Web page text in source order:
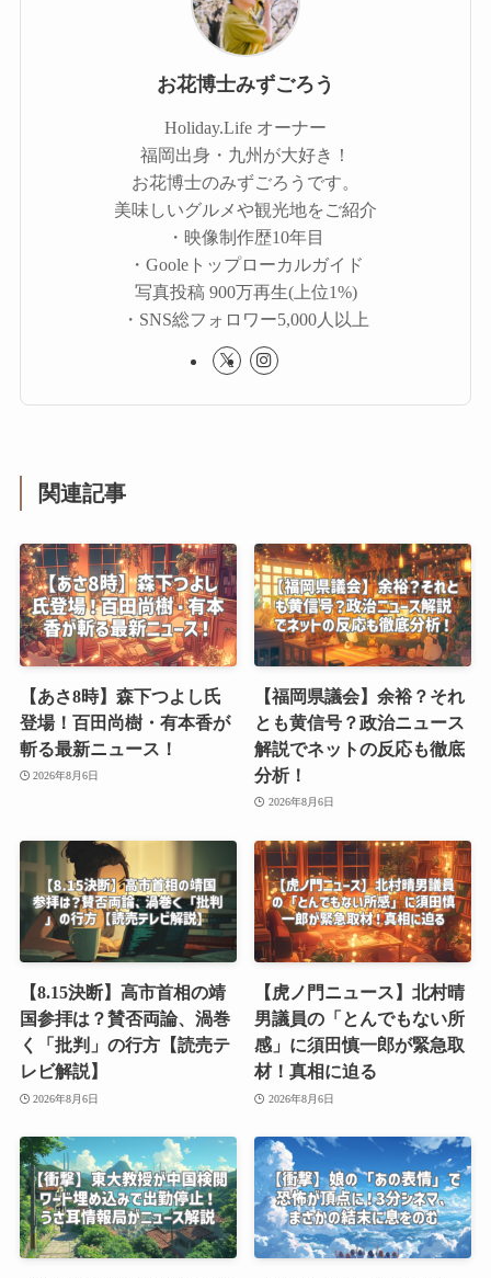
お花博士みずごろう
Holiday.Life オーナー
福岡出身・九州が大好き！
お花博士のみずごろうです。
美味しいグルメや観光地をご紹介
・映像制作歴10年目
・Gooleトップローカルガイド
写真投稿 900万再生(上位1%)
・SNS総フォロワー5,000人以上
関連記事
【あさ8時】森下つよし氏
登場！百田尚樹・有本香が
斬る最新ニュース！
2026年8月6日
【福岡県議会】余裕？それ
とも黄信号？政治ニュース
解説でネットの反応も徹底
分析！
2026年8月6日
【8.15決断】高市首相の靖
国参拝は？賛否両論、渦巻
く「批判」の行方【読売テ
レビ解説】
2026年8月6日
【虎ノ門ニュース】北村晴
男議員の「とんでもない所
感」に須田慎一郎が緊急取
材！真相に迫る
2026年8月6日